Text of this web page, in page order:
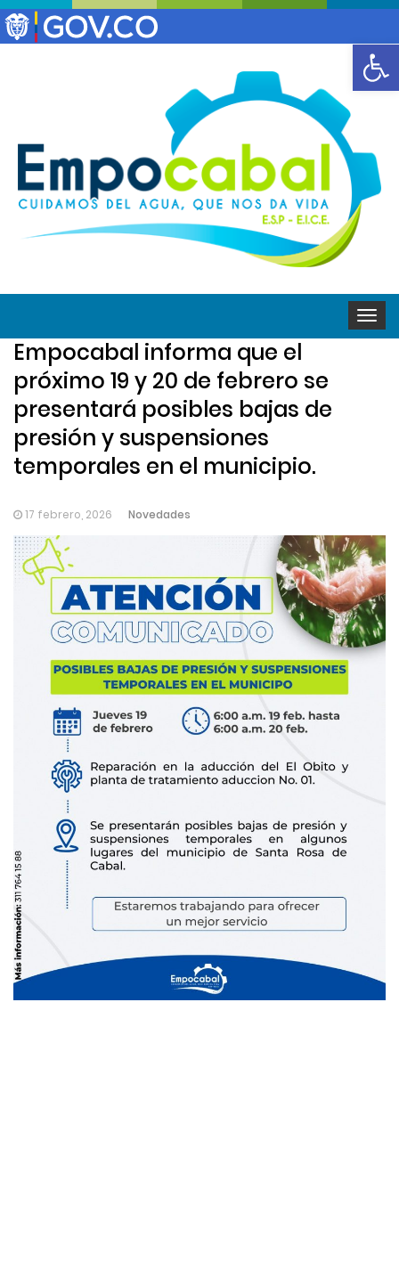
Toggle
Empocabal informa que el
próximo 19 y 20 de febrero se
presentará posibles bajas de
presión y suspensiones
temporales en el municipio.
17 febrero, 2026 Novedades